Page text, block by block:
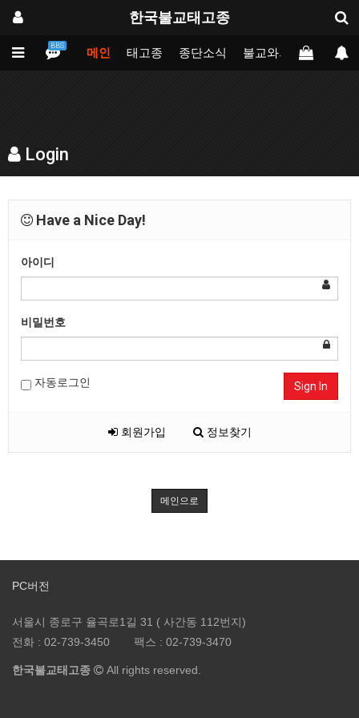
한국불교태고종
BBS
메인 태고종 종단소식 불교와의만남 업
Login
Have a Nice Day!
아이디
비밀번호
자동로그인 Sign In
회원가입 정보찾기
메인으로
PC버전
서울시 종로구 율곡로1길 31 ( 사간동 112번지)
전화 : 02-739-3450 팩스 : 02-739-3470
한국불교태고종 All rights reserved.